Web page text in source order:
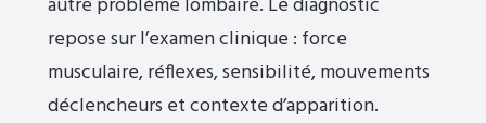
repose sur l’examen clinique : force
musculaire, réflexes, sensibilité, mouvements
déclencheurs et contexte d’apparition.